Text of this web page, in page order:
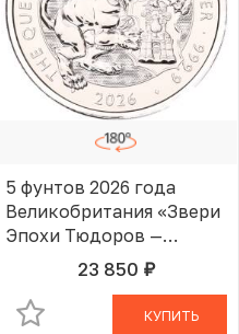
5 фунтов 2026 года
Великобритания «Звери
Эпохи Тюдоров —
Королевский Лев»
23 850 руб.
В КОРЗИНЕ
КУПИТЬ